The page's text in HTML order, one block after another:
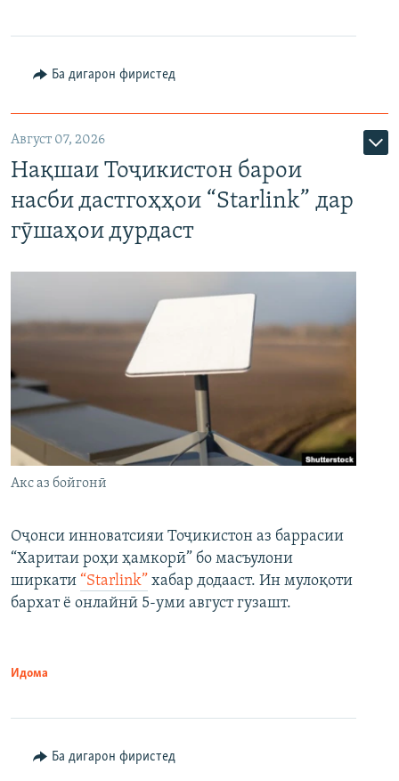
Ба дигарон фиристед
Август 07, 2026
Нақшаи Тоҷикистон барои
насби дастгоҳҳои “Starlink” дар
гӯшаҳои дурдаст
Акс аз бойгонӣ
Оҷонси инноватсияи Тоҷикистон аз баррасии
“Харитаи роҳи ҳамкорӣ” бо масъулони
ширкати “Starlink” хабар додааст. Ин мулоқоти
бархат ё онлайнӣ 5-уми август гузашт.
Идома
Ба дигарон фиристед